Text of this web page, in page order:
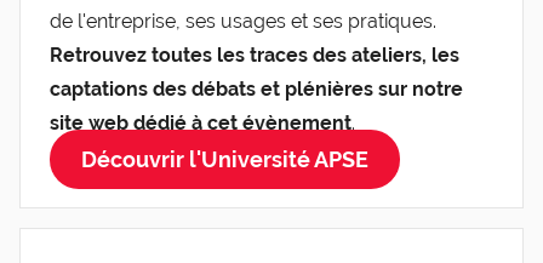
de l'entreprise, ses usages et ses pratiques.
Retrouvez toutes les traces des ateliers, les
captations des débats et plénières sur notre
site web dédié à cet évènement.
Découvrir l'Université APSE